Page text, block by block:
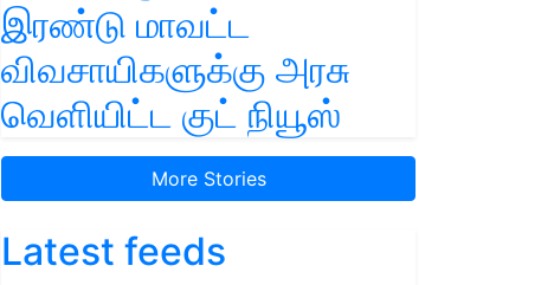
இரண்டு மாவட்ட
விவசாயிகளுக்கு அரசு
வெளியிட்ட குட் நியூஸ்
More Stories
Latest feeds